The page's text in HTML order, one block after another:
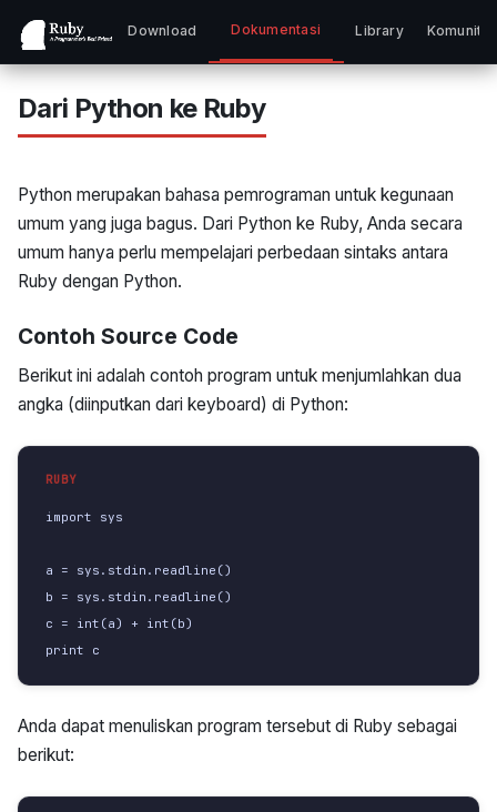
Download Dokumentasi Library Komunitas
Dari Python ke Ruby
Python merupakan bahasa pemrograman untuk kegunaan
umum yang juga bagus. Dari Python ke Ruby, Anda secara
umum hanya perlu mempelajari perbedaan sintaks antara
Ruby dengan Python.
Contoh Source Code
Berikut ini adalah contoh program untuk menjumlahkan dua
angka (diinputkan dari keyboard) di Python:
import sys
a = sys.stdin.readline()
b = sys.stdin.readline()
c = int(a) + int(b)
print c
Anda dapat menuliskan program tersebut di Ruby sebagai
berikut: